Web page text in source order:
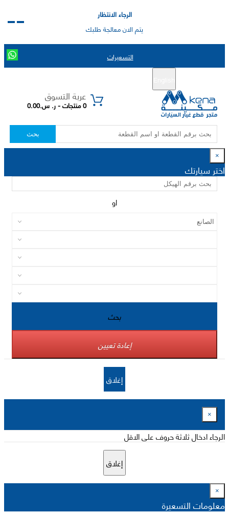
الرجاء الانتظار
يتم الان معالجة طلبك
التسعيرات
عربة التسوق
0 منتجات - ر. س.0.00
بحث
×
اختر سيارتك
او
بحث
إعادة تعيين
إغلاق
×
الرجاء ادخال ثلاثة حروف على الاقل
إغلاق
×
معلومات التسعيرة